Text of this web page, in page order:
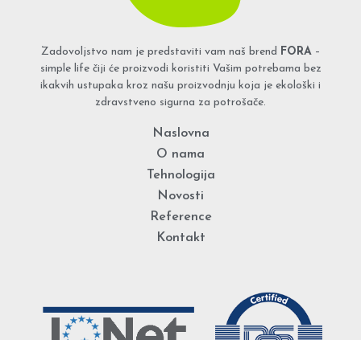
Zadovoljstvo nam je predstaviti vam naš brend FORA–
simple life čiji će proizvodi koristiti Vašim potrebama bez
ikakvih ustupaka kroz našu proizvodnju koja je ekološki i
zdravstveno sigurna za potrošače.
Naslovna
O nama
Tehnologija
Novosti
Reference
Kontakt